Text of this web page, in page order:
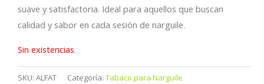
suave y satisfactoria. Ideal para aquellos que buscan
calidad y sabor en cada sesión de narguile.
Sin existencias
SKU: ALFAT Categoría: Tabaco para Narguile